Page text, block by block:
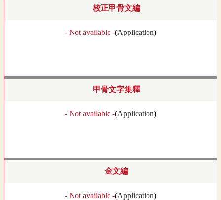
校正甲骨文編
- Not available -(Application)
甲骨文字集釋
- Not available -(Application)
金文編
- Not available -(Application)